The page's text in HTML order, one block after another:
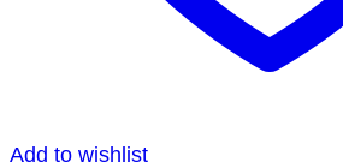
Add to wishlist